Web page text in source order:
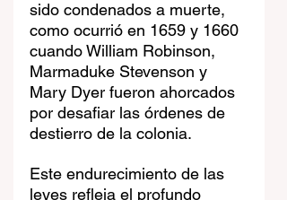
sido condenados a muerte,
como ocurrió en 1659 y 1660
cuando William Robinson,
Marmaduke Stevenson y
Mary Dyer fueron ahorcados
por desafiar las órdenes de
destierro de la colonia.
Este endurecimiento de las
leyes refleja el profundo